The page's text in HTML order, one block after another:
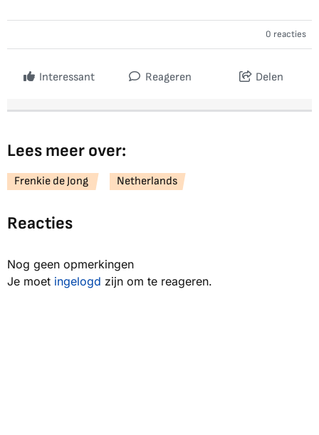
0 reacties
Interessant Reageren Delen
Lees meer over:
Frenkie de Jong Netherlands
Reacties
Nog geen opmerkingen
Je moet ingelogd zijn om te reageren.